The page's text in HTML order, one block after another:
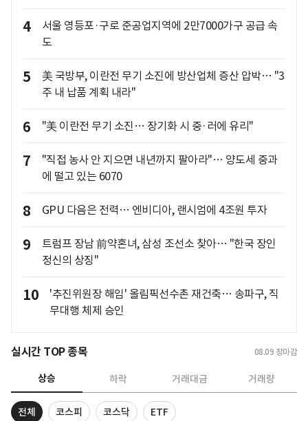
4
서울 영등포·구로 준공업지역에 2만7000가구 공급 속
도
5
美 국방부, 이란전 무기 소진에 방산업체 증산 압박… "3
주 내 납품 계획 내라"
6 "美 이란전 무기 소진… 장기화 시 중·러에 유리"
7
"직접 농사 안 지으면 내년까지 팔아라"… 양도세 중과
에 떨고 있는 6070
8 GPU 다음은 전력… 엔비디아, 랜시엄에 4조원 투자
9
트럼프 장남 前약혼녀, 삼성 조선소 찾아… "한국 장인
정신의 상징"
10
'추진위원장 해임' 올림픽선수촌 재건축… 송파구, 직
무대행 체제 승인
실시간 TOP 종목 08.09 장마감
상승 하락 거래대금 거래량
전체 코스피 코스닥 ETF